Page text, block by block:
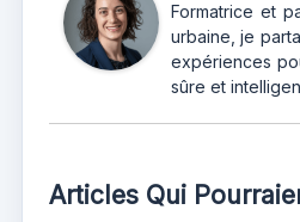
Formatrice et
urbaine, je
expériences
sûre et
Articles Qui